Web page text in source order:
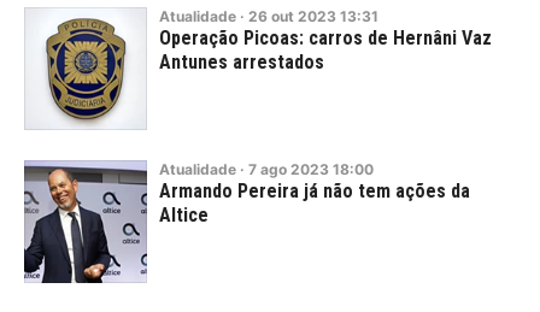
Atualidade · 26 out 2023 13:31
Operação Picoas: carros de Hernâni Vaz
Antunes arrestados
Atualidade · 7 ago 2023 18:00
Armando Pereira já não tem ações da
Altice